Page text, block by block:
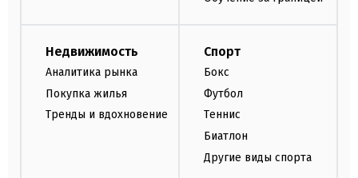
Недвижимость
Аналитика рынка
Покупка жилья
Тренды и вдохновение
Спорт
Бокс
Футбол
Теннис
Биатлон
Другие виды спорта